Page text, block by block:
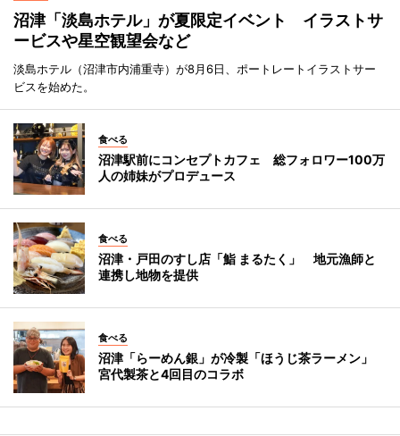
沼津「淡島ホテル」が夏限定イベント イラストサ
ービスや星空観望会など
淡島ホテル（沼津市内浦重寺）が8月6日、ポートレートイラストサー
ビスを始めた。
食べる
沼津駅前にコンセプトカフェ 総フォロワー100万
人の姉妹がプロデュース
食べる
沼津・戸田のすし店「鮨 まるたく」 地元漁師と
連携し地物を提供
食べる
沼津「らーめん銀」が冷製「ほうじ茶ラーメン」
宮代製茶と4回目のコラボ